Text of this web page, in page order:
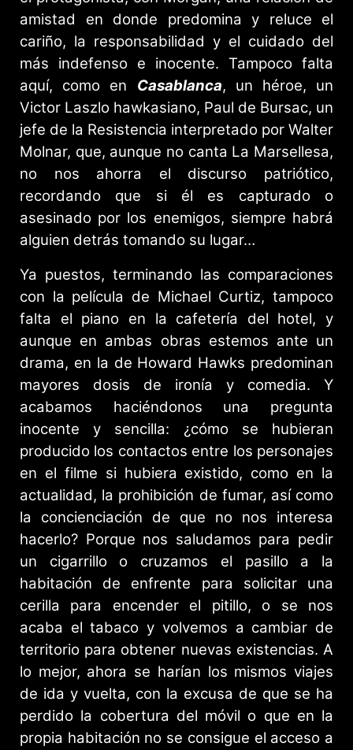
amistad en donde predomina y reluce el
cariño, la responsabilidad y el cuidado del
más indefenso e inocente. Tampoco falta
aquí, como en Casablanca, un héroe, un
Victor Laszlo hawkasiano, Paul de Bursac, un
jefe de la Resistencia interpretado por Walter
Molnar, que, aunque no canta La Marsellesa,
no nos ahorra el discurso patriótico,
recordando que si él es capturado o
asesinado por los enemigos, siempre habrá
alguien detrás tomando su lugar…
Ya puestos, terminando las comparaciones
con la película de Michael Curtiz, tampoco
falta el piano en la cafetería del hotel, y
aunque en ambas obras estemos ante un
drama, en la de Howard Hawks predominan
mayores dosis de ironía y comedia. Y
acabamos haciéndonos una pregunta
inocente y sencilla: ¿cómo se hubieran
producido los contactos entre los personajes
en el filme si hubiera existido, como en la
actualidad, la prohibición de fumar, así como
la concienciación de que no nos interesa
hacerlo? Porque nos saludamos para pedir
un cigarrillo o cruzamos el pasillo a la
habitación de enfrente para solicitar una
cerilla para encender el pitillo, o se nos
acaba el tabaco y volvemos a cambiar de
territorio para obtener nuevas existencias. A
lo mejor, ahora se harían los mismos viajes
de ida y vuelta, con la excusa de que se ha
perdido la cobertura del móvil o que en la
propia habitación no se consigue el acceso a